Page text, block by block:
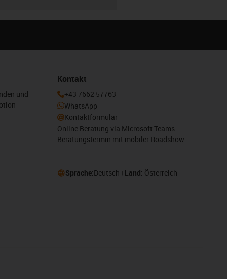
und
Kontakt
+43 7662 57763
WhatsApp
Kontaktformular
Online Beratung via Microsoft Teams
Beratungstermin mit mobiler Roadshow
Sprache:Deutsch Land: Österreich